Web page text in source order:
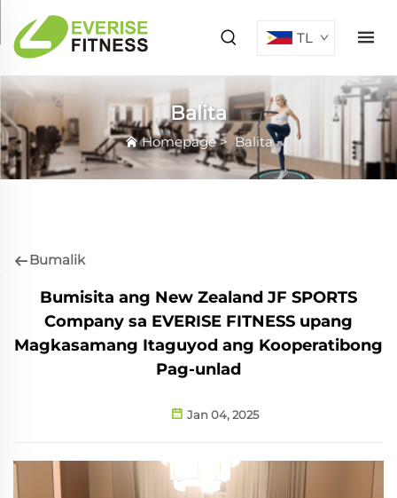
TL
Balita
Homepage>Balita
Bumalik
Bumisita ang New Zealand JF SPORTS
Company sa EVERISE FITNESS upang
Magkasamang Itaguyod ang Kooperatibong
Pag-unlad
Jan 04, 2025